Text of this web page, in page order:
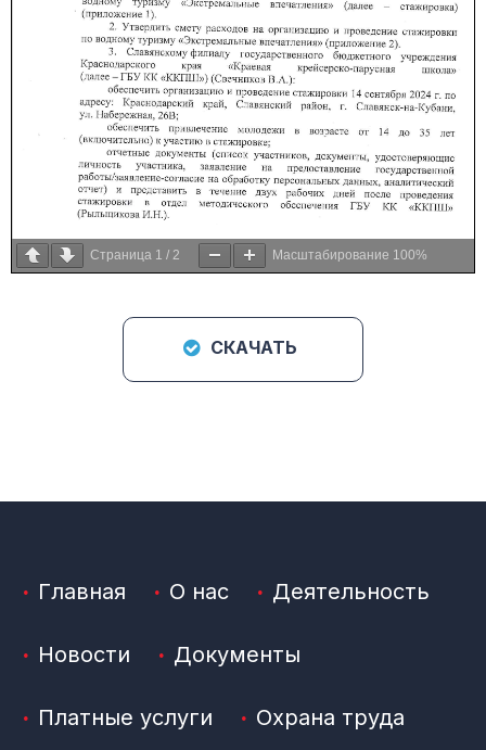
Страница 1 / 2 Масштабирование 100%
СКАЧАТЬ
Главная О нас Деятельность
Новости Документы
Платные услуги Охрана труда